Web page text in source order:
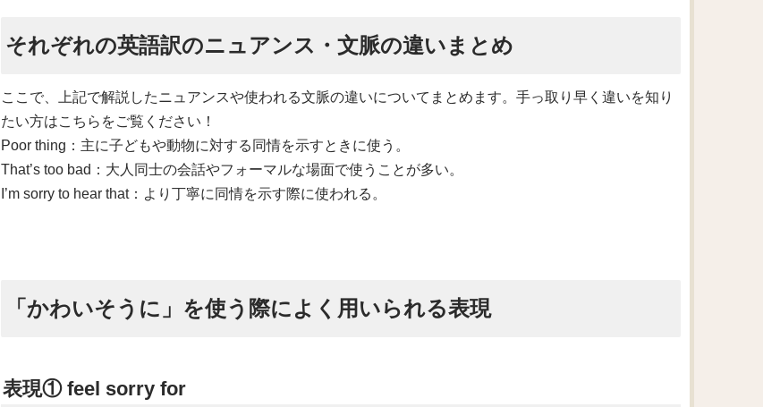
それぞれの英語訳のニュアンス・文脈の違いまとめ
ここで、上記で解説したニュアンスや使われる文脈の違いについてまとめます。手っ取り早く違いを知り
たい方はこちらをご覧ください！
Poor thing：主に子どもや動物に対する同情を示すときに使う。
That’s too bad：大人同士の会話やフォーマルな場面で使うことが多い。
I’m sorry to hear that：より丁寧に同情を示す際に使われる。
「かわいそうに」を使う際によく用いられる表現
表現① feel sorry for